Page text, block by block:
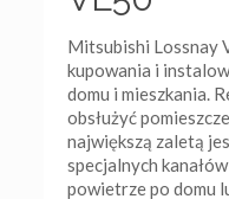
Mitsubishi Lossnay
kupowania i
domu i mieszkania.
obsłużyć
największą zaletą
specjalnych
powietrze po domu